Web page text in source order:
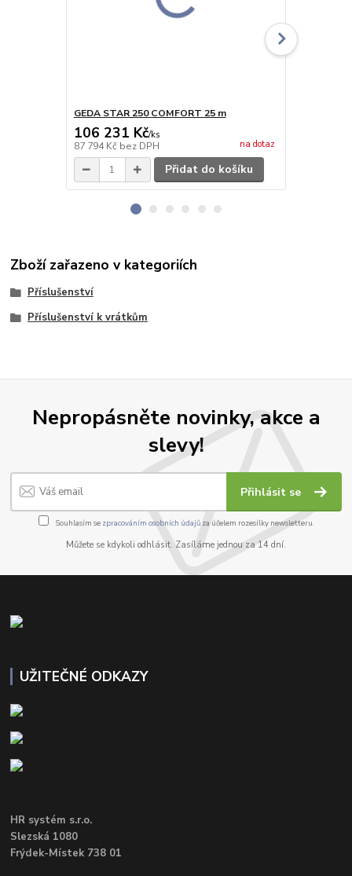
GEDA STAR 250 COMFORT 25 m
106 231 Kč/ks
87 794 Kč bez DPH na dotaz
Přidat do košíku
Zboží zařazeno v kategoriích
Příslušenství
Příslušenství k vrátkům
Nepropásněte novinky, akce a
slevy!
Přihlásit se
Souhlasím se zpracováním osobních údajůza účelem rozesílky newsletteru.
Můžete se kdykoli odhlásit. Zasíláme jednou za 14 dní.
UŽITEČNÉ ODKAZY
HR systém s.r.o.
Slezská 1080
Frýdek-Místek 738 01